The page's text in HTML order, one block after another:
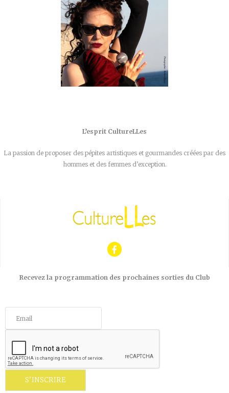
L’esprit CultureLLes
La passion de proposer des pépites artistiques et gourmandes créées par des
hommes et des femmes d’exception.
Recevez la programmation des prochaines sorties du Club